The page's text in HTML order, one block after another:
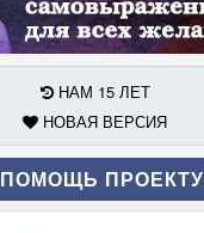
НАМ 15 ЛЕТ
НОВАЯ ВЕРСИЯ
ПОМОЩЬ ПРОЕКТУ